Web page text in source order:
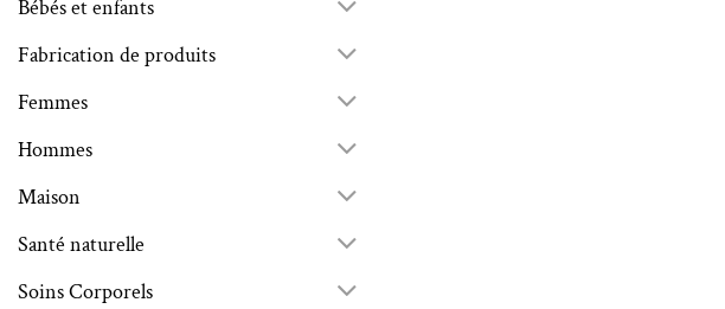
Bébés et enfants
Fabrication de produits
Femmes
Hommes
Maison
Santé naturelle
Soins Corporels